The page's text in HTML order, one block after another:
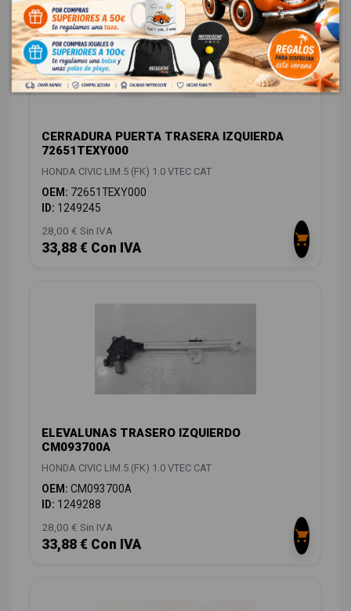
CERRADURA PUERTA TRASERA IZQUIERDA
72651TEXY000
HONDA CIVIC LIM.5 (FK) 1.0 VTEC CAT
OEM: 72651TEXY000
ID: 1249245
28,00 € Sin IVA
33,88 € Con IVA
ELEVALUNAS TRASERO IZQUIERDO
CM093700A
HONDA CIVIC LIM.5 (FK) 1.0 VTEC CAT
OEM: CM093700A
ID: 1249288
28,00 € Sin IVA
33,88 € Con IVA